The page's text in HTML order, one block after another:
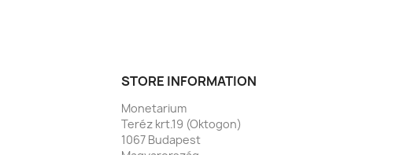
STORE INFORMATION
Monetarium
Teréz krt.19 (Oktogon)
1067 Budapest